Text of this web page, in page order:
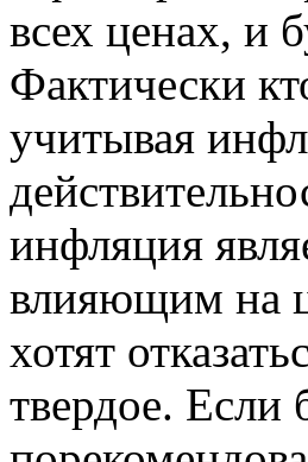
всех ценах, и
Фактически
учитывая
инфляция
влияющим на
хотят
твердое.